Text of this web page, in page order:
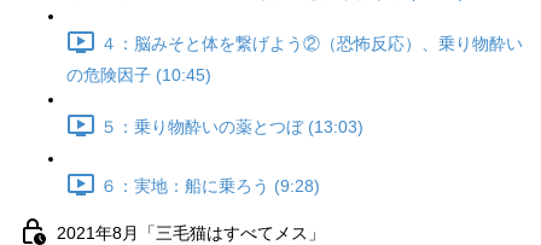
４：脳みそと体を繋げよう②（恐怖反応）、乗り物酔い
の危険因子 (10:45)
５：乗り物酔いの薬とつぼ (13:03)
６：実地：船に乗ろう (9:28)
2021年8月「三毛猫はすべてメス」